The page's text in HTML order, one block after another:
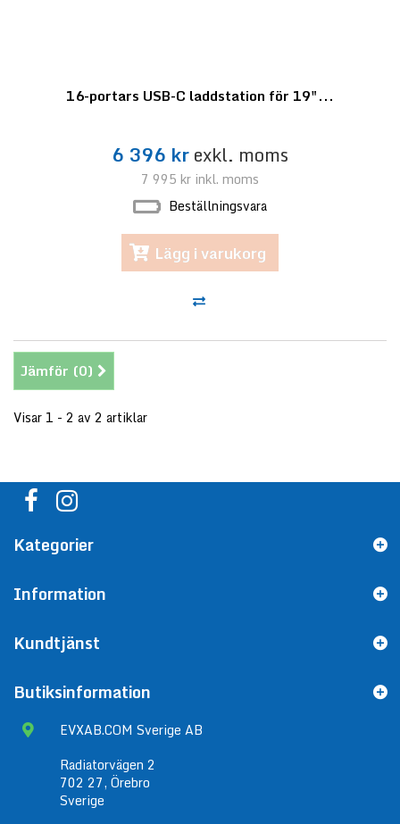
16-portars USB-C laddstation för 19"...
6 396 krexkl. moms
7 995 kr inkl. moms
Beställningsvara
Lägg i varukorg
Jämför (0)
Visar 1 - 2 av 2 artiklar
Kategorier
Information
Kundtjänst
Butiksinformation
EVXAB.COM Sverige AB
Radiatorvägen 2
702 27, Örebro
Sverige